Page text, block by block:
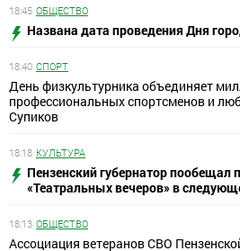
18:45 ОБЩЕСТВО
Названа дата проведения Дня
18:40 СПОРТ
День физкультурника объединяет
профессиональных спортсменов и
Супиков
18:18 КУЛЬТУРА
Пензенский губернатор пообещал
«Театральных вечеров» в
18:13 ОБЩЕСТВО
Ассоциация ветеранов СВО